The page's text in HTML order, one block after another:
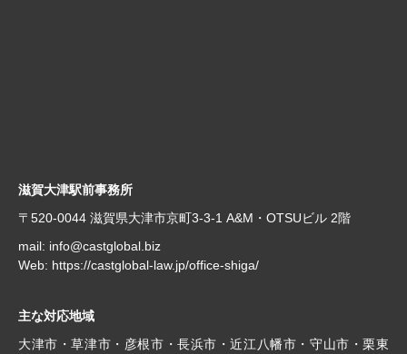
滋賀大津駅前事務所
〒520-0044 滋賀県大津市京町3-3-1 A&M・OTSUビル 2階
mail: info@castglobal.biz
Web: https://castglobal-law.jp/office-shiga/
主な対応地域
大津市・草津市・彦根市・長浜市・近江八幡市・守山市・栗東